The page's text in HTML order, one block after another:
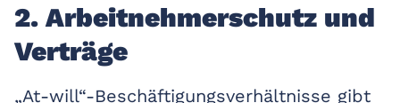
2. Arbeitnehmerschutz und
Verträge
„At-will“-Beschäftigungsverhältnisse gibt